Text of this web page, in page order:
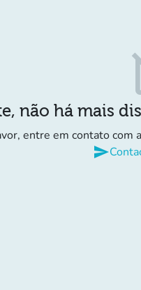
não há mais
entre em contato com
send